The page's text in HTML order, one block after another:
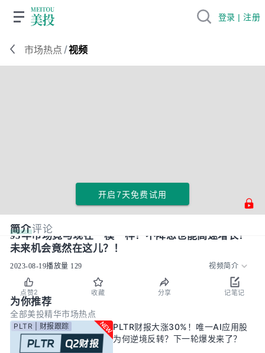
市场热点 /视频
开启7天免费试用
简介评论
95年市场竟与现在一模一样？不降息也能高速增长？
未来机会竟然在这儿？！
2023-08-19播放量 129 视频简介
点赞2 收藏 分享 记笔记
为你推荐
全部美投精华市场热点
PLTR | 财报跟踪
PLTR财报大涨30%！唯一AI应用股
为何逆境反转？下一轮爆发来了？
登录 | 注册